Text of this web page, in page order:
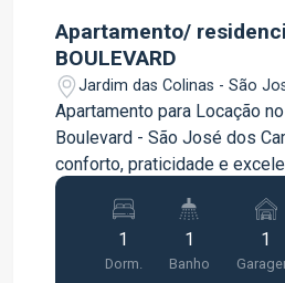
Apartamento/
BOULEVARD
Jardim das Colinas - São
Apartamento para Locação
Boulevard - São José dos Campos
conforto, praticidade e
Este apartamento é ideal para
imóvel pronto para morar,
funcionais e equipado com
dia a dia. O imóvel conta com 56,24 m² de área
1
Dorm.
1
Banho
1